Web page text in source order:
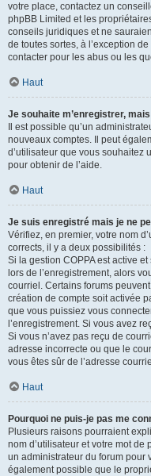
votre place, contactez un
phpBB Limited et les
conseils juridiques et ne
de toutes sortes, à l’exception
contacter pour les abus ou les
Haut
Je souhaite m’enregistrer,
Il est possible qu’un
nouveaux comptes. Il peut
d’utilisateur que vous souhaitez
pour obtenir de l’aide.
Haut
Je suis enregistré mais je ne
Vérifiez, en premier, votre nom
corrects, il y a deux possibilités :
Si la gestion COPPA est active
lors de l’enregistrement, alors
courriel. Certains forums
création de compte soit activée
que vous puissiez vous
l’enregistrement. Si vous avez
Si vous n’avez pas reçu de
adresse incorrecte ou que le
vous êtes sûr de l’adresse
Haut
Pourquoi ne puis-je pas me
Plusieurs raisons pourraient
nom d’utilisateur et votre mot de
un administrateur du forum pour
également possible que le